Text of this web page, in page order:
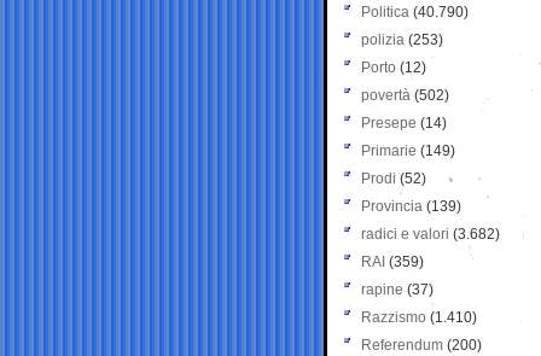
Politica (40.790)
polizia (253)
Porto (12)
povertà (502)
Presepe (14)
Primarie (149)
Prodi (52)
Provincia (139)
radici e valori (3.682)
RAI (359)
rapine (37)
Razzismo (1.410)
Referendum (200)